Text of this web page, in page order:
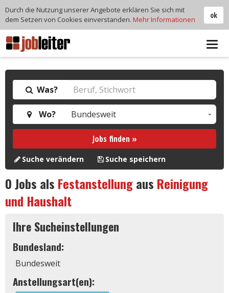
Was?
Wo?
Jobs finden »
Suche verändern Suche speichern
0Jobs als Festanstellungaus Reinigung
und Haushalt
Ihre Sucheinstellungen
Bundesland:
Bundesweit
Anstellungsart(en):
ok
Durch die Nutzung unserer Angebote erklären Sie sich mit
dem Setzen von Cookies einverstanden. Mehr Informationen